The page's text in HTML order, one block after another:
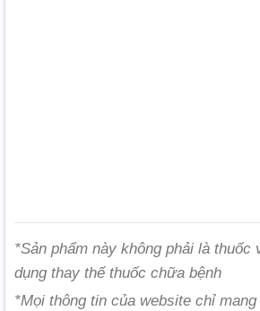
*Sản phẩm này không phải là thuốc
dụng thay thế thuốc chữa bệnh
*Mọi thông tin của website chỉ